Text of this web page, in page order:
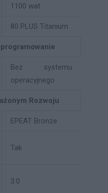
1100 wat
80 PLUS Titanium
Bez systemu
operacyjnego
Rozwoju
EPEAT Bronze
Tak
3.0